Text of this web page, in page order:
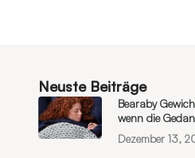
Neuste Beiträge
Bearaby
wenn die
Dezember 13,